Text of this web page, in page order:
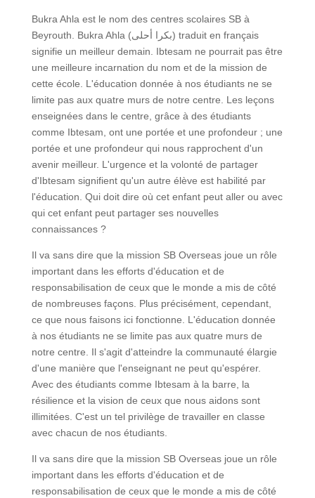
Bukra Ahla est le nom des centres scolaires SB à
Beyrouth. Bukra Ahla (بكرا أحلى) traduit en français
signifie un meilleur demain. Ibtesam ne pourrait pas être
une meilleure incarnation du nom et de la mission de
cette école. L'éducation donnée à nos étudiants ne se
limite pas aux quatre murs de notre centre. Les leçons
enseignées dans le centre, grâce à des étudiants
comme Ibtesam, ont une portée et une profondeur ; une
portée et une profondeur qui nous rapprochent d'un
avenir meilleur. L'urgence et la volonté de partager
d'Ibtesam signifient qu'un autre élève est habilité par
l'éducation. Qui doit dire où cet enfant peut aller ou avec
qui cet enfant peut partager ses nouvelles
connaissances ?
Il va sans dire que la mission SB Overseas joue un rôle
important dans les efforts d'éducation et de
responsabilisation de ceux que le monde a mis de côté
de nombreuses façons. Plus précisément, cependant,
ce que nous faisons ici fonctionne. L'éducation donnée
à nos étudiants ne se limite pas aux quatre murs de
notre centre. Il s'agit d'atteindre la communauté élargie
d'une manière que l'enseignant ne peut qu'espérer.
Avec des étudiants comme Ibtesam à la barre, la
résilience et la vision de ceux que nous aidons sont
illimitées. C'est un tel privilège de travailler en classe
avec chacun de nos étudiants.
Il va sans dire que la mission SB Overseas joue un rôle
important dans les efforts d'éducation et de
responsabilisation de ceux que le monde a mis de côté